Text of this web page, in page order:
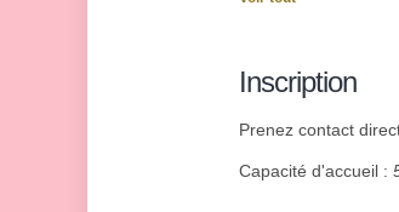
Inscription
Prenez contact
Capacité d'accueil :